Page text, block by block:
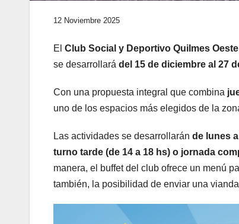
12 Noviembre 2025
El Club Social y Deportivo Quilmes Oeste
se desarrollará del 15 de diciembre al 27
Con una propuesta integral que combina
uno de los espacios más elegidos de la
Las actividades se desarrollarán de lunes
turno tarde (de 14 a 18 hs) o jornada
manera, el buffet del club ofrece un menú
también, la posibilidad de enviar una